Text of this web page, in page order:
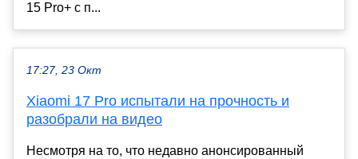
15 Pro+ с п...
17:27, 23 Окт
Xiaomi 17 Pro испытали на прочность и
разобрали на видео
Несмотря на то, что недавно анонсированный